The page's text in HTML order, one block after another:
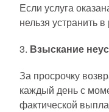
Если услуга
нельзя устранить
3. Взыскание
За просрочку
каждый день с
фактической